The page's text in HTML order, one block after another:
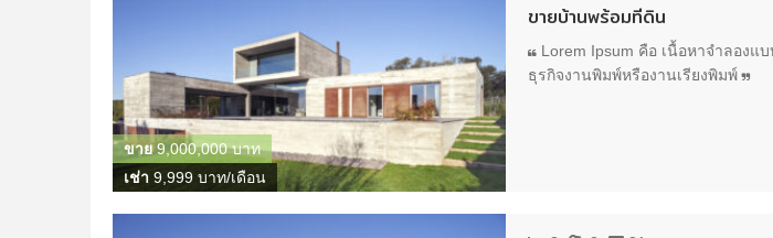
เช่า 9,999 บาท/เดือน
ขาย9,000,000 บาท
ขายบ้านพร้อมที่ดิน
Lorem Ipsum คือ เนื้อหาจำลองแ
ธุรกิจงานพิมพ์หรืองานเรียงพิมพ์